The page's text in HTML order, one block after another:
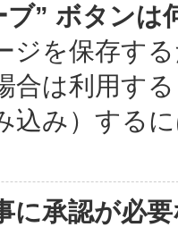
ブ” ボタンは
ジを保存す
合は利用す
込み）する
に承認が必